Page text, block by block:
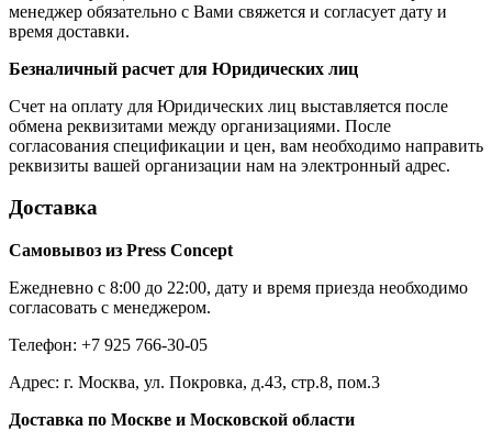
менеджер обязательно с Вами свяжется и согласует дату и
время доставки.
Безналичный расчет для Юридических лиц
Счет на оплату для Юридических лиц выставляется после
обмена реквизитами между организациями. После
согласования спецификации и цен, вам необходимо направить
реквизиты вашей организации нам на электронный адрес.
Доставка
Самовывоз из Press Concept
Ежедневно с 8:00 до 22:00, дату и время приезда необходимо
согласовать с менеджером.
Телефон: +7 925 766-30-05
Адрес: г. Москва, ул. Покровка, д.43, стр.8, пом.3
Доставка по Москве и Московской области